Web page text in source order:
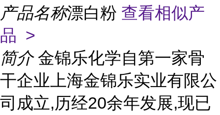
产品名称漂白粉 查看相似产
品 >
简介 金锦乐化学自第一家骨
干企业上海金锦乐实业有限公
司成立,历经20余年发展,现已